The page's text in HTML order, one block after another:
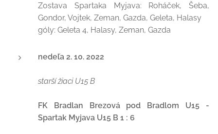
Zostava Spartaka Myjava: Roháček, Šeba,
Gondor, Vojtek, Zeman, Gazda, Geleta, Halasy
góly: Geleta 4, Halasy, Zeman, Gazda
nedeľa 2. 10. 2022
starší žiaci U15 B
FK Bradlan Brezová pod Bradlom U15 -
Spartak Myjava U15 B 1 : 6